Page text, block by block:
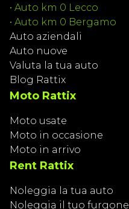
• Auto km 0 Lecco
• Auto km 0 Bergamo
Auto aziendali
Auto nuove
Valuta la tua auto
Blog Rattix
Moto Rattix
Moto usate
Moto in occasione
Moto in arrivo
Rent Rattix
Noleggia la tua auto
Noleggia il tuo furgone